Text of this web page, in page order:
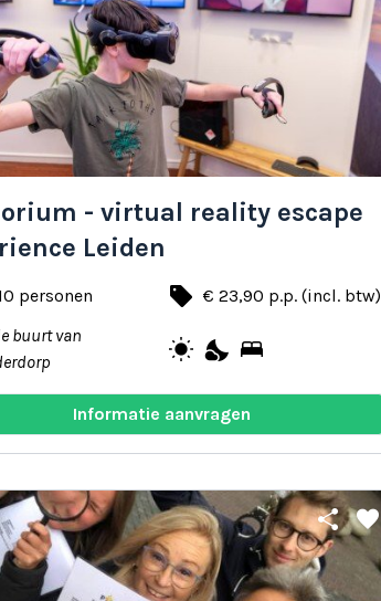
- virtual reality escape
Leiden
personen local_offer € 23,90 p.p. (incl. btw)
buurt van
wb_sunny nights_stay bed
Informatie aanvragen
share favorite